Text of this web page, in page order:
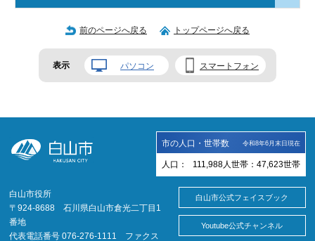
前のページへ戻る トップページへ戻る
表示 パソコン スマートフォン
市の人口・世帯数 令和8年6月末日現在
人口： 111,988 人 世帯： 47,623世帯
白山市役所
〒924-8688 石川県白山市倉光二丁目1
番地
代表電話番号 076-276-1111 ファクス
白山市公式フェイスブック
Youtube公式チャンネル